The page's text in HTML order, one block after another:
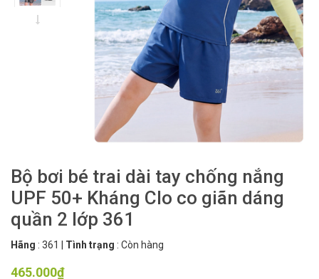
Bộ bơi bé trai dài tay chống nắng
UPF 50+ Kháng Clo co giãn dáng
quần 2 lớp 361
Hãng : 361 Tình trạng : Còn hàng
465.000₫